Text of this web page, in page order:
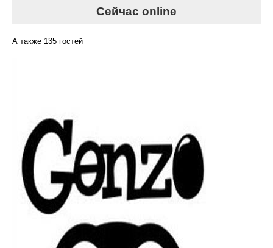
Сейчас online
А также 135 гостей